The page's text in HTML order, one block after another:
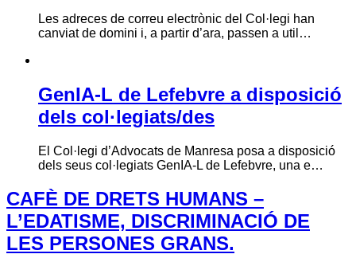
Les adreces de correu electrònic del Col·legi han
canviat de domini i, a partir d’ara, passen a util…
GenIA-L de Lefebvre a disposició
dels col·legiats/des
El Col·legi d’Advocats de Manresa posa a disposició
dels seus col·legiats GenIA-L de Lefebvre, una e…
CAFÈ DE DRETS HUMANS –
L’EDATISME, DISCRIMINACIÓ DE
LES PERSONES GRANS.